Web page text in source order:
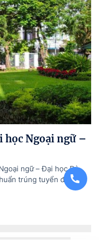
học Ngoại ngữ –
ngữ – Đại học Đà
trúng tuyển đại học